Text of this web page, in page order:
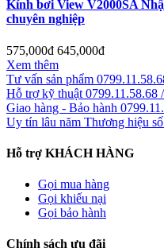
Kính bơi View V2000SA
chuyên nghiệp
575,000đ 645,000đ
Xem thêm
Tư vấn sản phẩm
Hỗ trợ kỹ thuật 0799.11.58.68
Giao hàng - Bảo hành
Uy tín lâu năm Thương hiệu số
Hỗ trợ KHÁCH HÀNG
Gọi mua hàng
Gọi khiếu nại
Gọi bảo hành
Chính sách ưu đãi